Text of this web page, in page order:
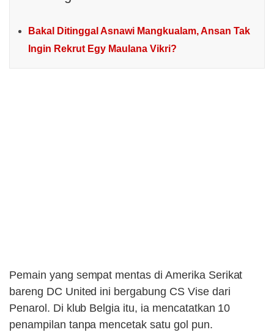
Bakal Ditinggal Asnawi Mangkualam, Ansan Tak
Ingin Rekrut Egy Maulana Vikri?
Pemain yang sempat mentas di Amerika Serikat
bareng DC United ini bergabung CS Vise dari
Penarol. Di klub Belgia itu, ia mencatatkan 10
penampilan tanpa mencetak satu gol pun.